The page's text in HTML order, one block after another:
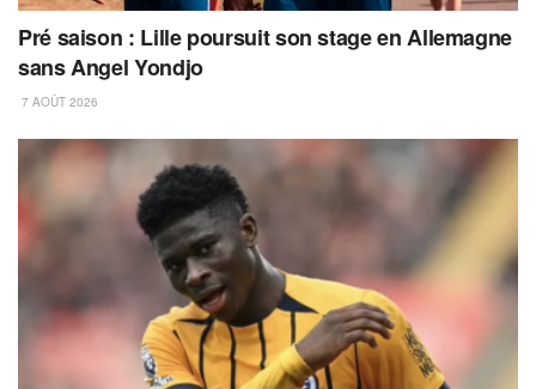
Pré saison : Lille poursuit son stage en Allemagne
sans Angel Yondjo
7 AOÛT 2026